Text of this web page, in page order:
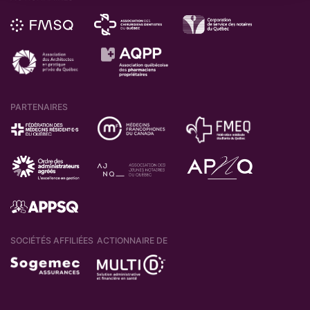
PARTENAIRES
SOCIÉTÉS AFFILIÉES ACTIONNAIRE DE